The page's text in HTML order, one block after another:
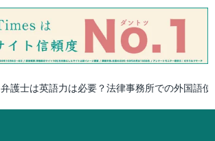
弁護士は英語力は必要？法律事務所での外国語